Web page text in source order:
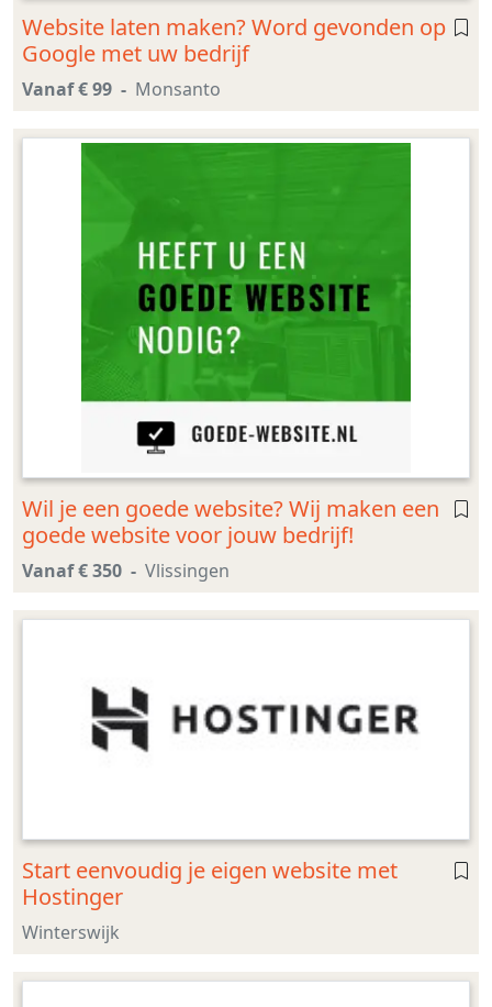
Website laten maken? Word gevonden op
Google met uw bedrijf
Vanaf € 99 Monsanto
Wil je een goede website? Wij maken een
goede website voor jouw bedrijf!
Vanaf € 350 Vlissingen
Start eenvoudig je eigen website met
Hostinger
Winterswijk